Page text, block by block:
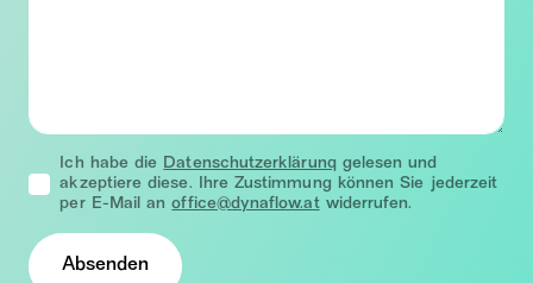
Ich habe die Datenschutzerklärunq gelesen und
akzeptiere diese. Ihre Zustimmung können Sie jederzeit
per E-Mail anoffice@dynaflow.atwiderrufen.
Absenden